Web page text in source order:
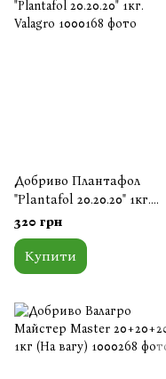
Добриво Плантафол
"Plantafol 20.20.20" 1кг.
Valagro
320 грн
Купити